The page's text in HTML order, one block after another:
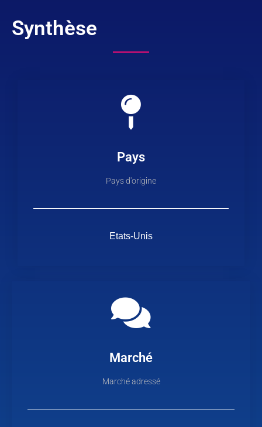
Synthèse
Pays
Pays d'origine
Etats-Unis
Marché
Marché adressé